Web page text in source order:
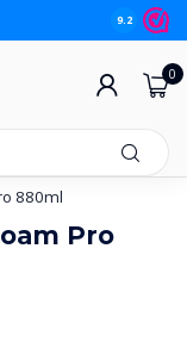
9.2
0
880ml
Pro